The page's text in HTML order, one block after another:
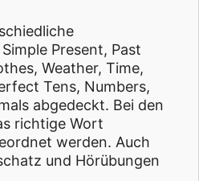
Present, Past
Weather, Time,
Tens, Numbers,
abgedeckt. Bei den
richtige Wort
werden. Auch
und Hörübungen